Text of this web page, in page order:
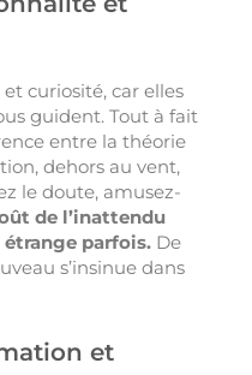
curiosité, car elles
guident. Tout à fait
entre la théorie
dehors au vent,
le doute, amusez-
de l’inattendu
parfois. De
s’insinue dans
et